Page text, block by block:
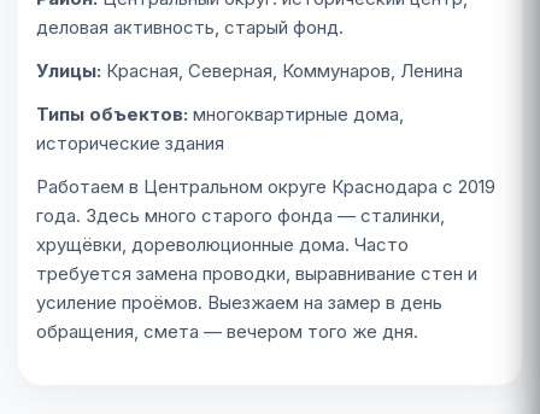
деловая активность, старый фонд.
Улицы: Красная, Северная, Коммунаров, Ленина
Типы объектов: многоквартирные дома,
исторические здания
Работаем в Центральном округе Краснодара с 2019
года. Здесь много старого фонда — сталинки,
хрущёвки, дореволюционные дома. Часто
требуется замена проводки, выравнивание стен и
усиление проёмов. Выезжаем на замер в день
обращения, смета — вечером того же дня.